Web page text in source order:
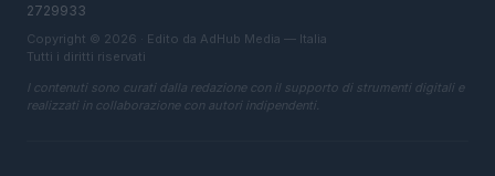
2729933
Copyright © 2026 · Edito da AdHub Media — Italia
Tutti i diritti riservati
I contenuti sono curati dalla redazione con il supporto di strumenti digitali e
realizzati in collaborazione con autori indipendenti.